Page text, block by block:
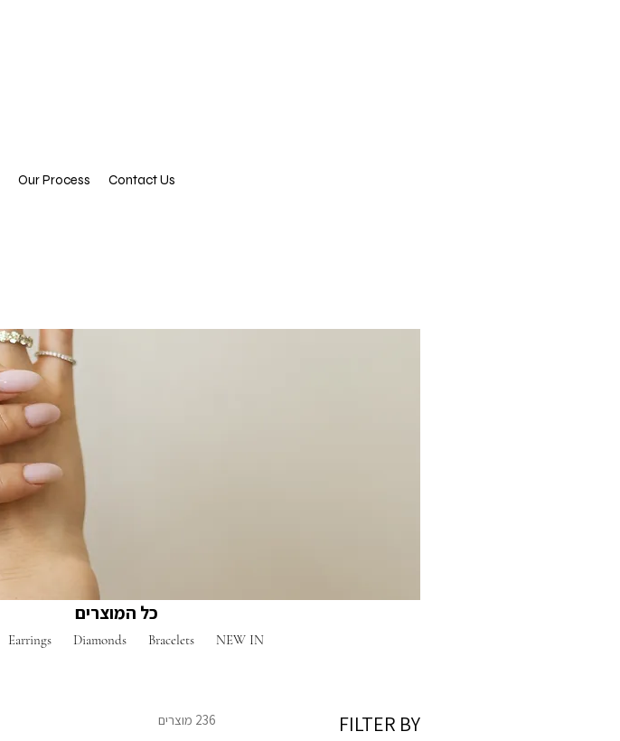
Our Process Contact Us
כל המוצרים
NEW IN
Bracelets
Diamonds
Earrings
FILTER BY 236 מוצרים